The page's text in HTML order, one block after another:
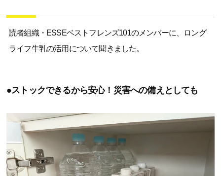
読者組織・ESSEベストフレンズ101のメンバーに、ロング
ライフ牛乳の活用について聞きました。
●ストックできるから安心！災害への備えとしても